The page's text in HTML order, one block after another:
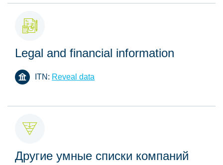
Legal and financial information
ITN: Reveal data
Другие умные списки компаний